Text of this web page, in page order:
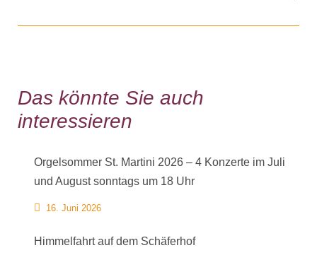
Das könnte Sie auch
interessieren
Orgelsommer St. Martini 2026 – 4 Konzerte im Juli
und August sonntags um 18 Uhr
16. Juni 2026
Himmelfahrt auf dem Schäferhof